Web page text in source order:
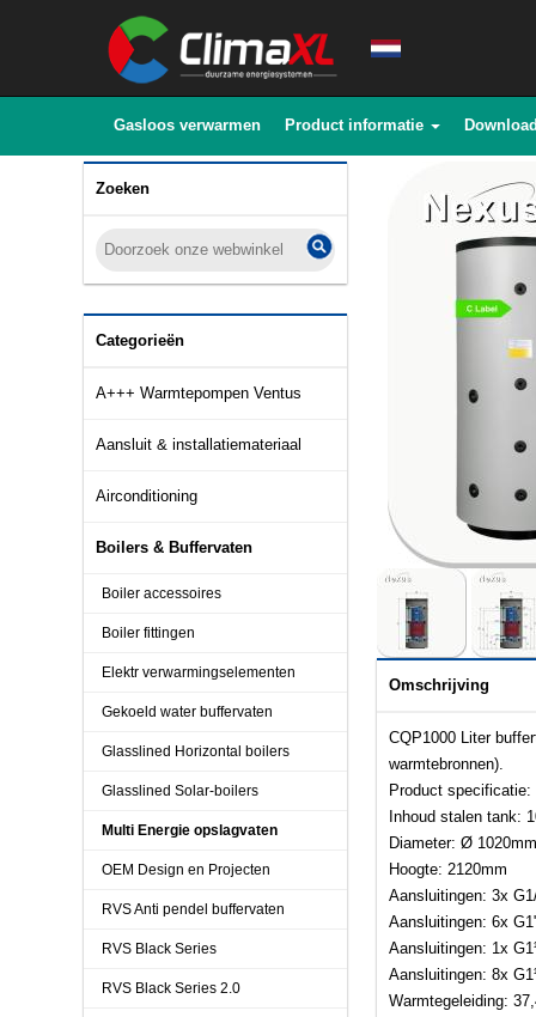
Gasloos verwarmen Product informatie
Zoeken
Categorieën
A+++ Warmtepompen Ventus
Aansluit & installatiemateriaal
Airconditioning
Boilers & Buffervaten
Boiler accessoires
Boiler fittingen
Elektr verwarmingselementen
Gekoeld water buffervaten
Glasslined Horizontal boilers
Glasslined Solar-boilers
Multi Energie opslagvaten
OEM Design en Projecten
RVS Anti pendel buffervaten
RVS Black Series
RVS Black Series 2.0
Omschrijving
CQP1000 Liter
warmtebronnen).
Product specificatie:
Inhoud stalen tank:
Diameter: Ø 1020mm
Hoogte: 2120mm
Aansluitingen: 3x
Aansluitingen: 6x
Aansluitingen: 1x
Aansluitingen: 8x
Warmtegeleiding: